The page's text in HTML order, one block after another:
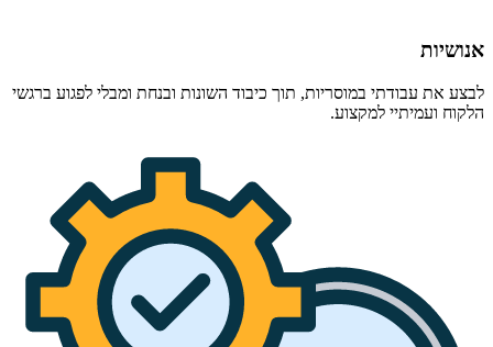
אנושיות
לבצע את עבודתי במוסריות, תוך כיבוד השונות ובנחת ומבלי לפגוע ברגשי
הלקוח ועמיתיי למקצוע.